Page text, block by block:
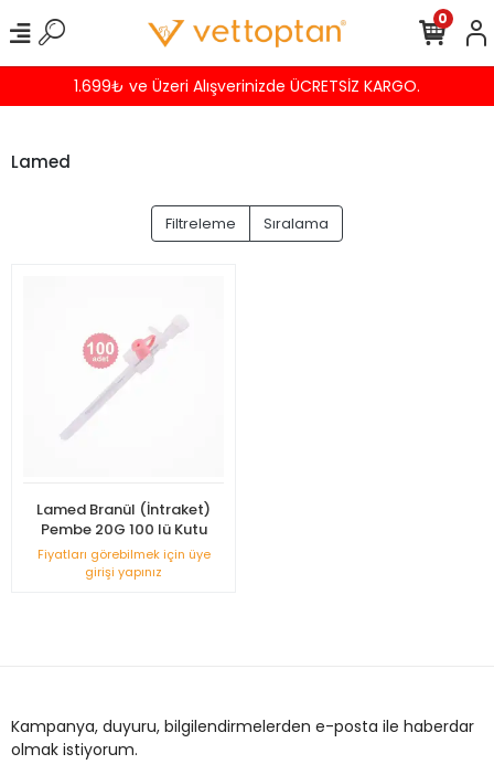
1.699₺ ve Üzeri Alışverinizde ÜCRETSİZ KARGO.
0
Lamed
Filtreleme Sıralama
Lamed Branül (İntraket)
Pembe 20G 100 lü Kutu
Fiyatları görebilmek için üye
girişi yapınız
Kampanya, duyuru, bilgilendirmelerden e-posta ile haberdar
olmak istiyorum.